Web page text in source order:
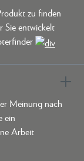
zu finden
Sie entwickelt
Meinung nach
ein
Arbeit